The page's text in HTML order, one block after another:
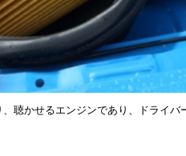
聴かせるエンジンであり、ドライバ